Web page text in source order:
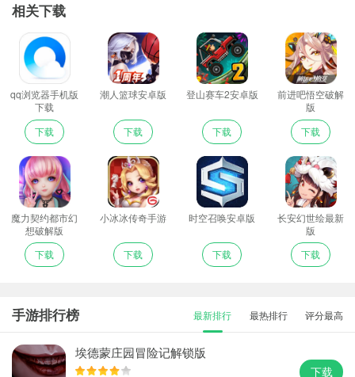
相关下载
qq浏览器手机版
下载
下载
潮人篮球安卓版
下载
登山赛车2安卓版
下载
前进吧悟空破解
版
下载
魔力契约都市幻
想破解版
下载
小冰冰传奇手游
下载
时空召唤安卓版
下载
长安幻世绘最新
版
下载
手游排行榜 最新排行 最热排行 评分最高
埃德蒙庄园冒险记解锁版
下载